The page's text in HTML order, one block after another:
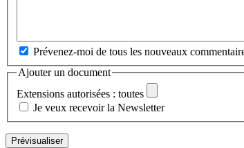
Prévenez-moi de tous les nouveaux
Ajouter un document
Extensions autorisées : toutes
Je veux recevoir la Newsletter